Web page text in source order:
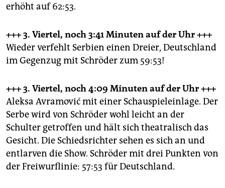
erhöht auf 62:53.
+++ 3. Viertel, noch 3:41 Minutenauf der Uhr +++
Wieder verfehlt Serbien einen Dreier, Deutschland
im Gegenzug mit Schröder zum 59:53!
+++ 3. Viertel, noch 4:09 Minutenauf der Uhr +++
Aleksa Avramović mit einer Schauspieleinlage. Der
Serbe wird von Schröder wohl leicht an der
Schulter getroffen und hält sich theatralisch das
Gesicht. Die Schiedsrichter sehen es sich an und
entlarven die Show. Schröder mit drei Punkten von
der Freiwurflinie: 57:53 für Deutschland.